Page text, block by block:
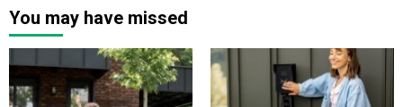
You may have missed